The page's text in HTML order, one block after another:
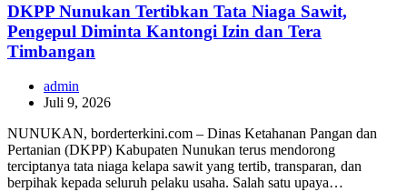
DKPP Nunukan Tertibkan Tata Niaga Sawit,
Pengepul Diminta Kantongi Izin dan Tera
Timbangan
admin
Juli 9, 2026
NUNUKAN, borderterkini.com – Dinas Ketahanan Pangan dan
Pertanian (DKPP) Kabupaten Nunukan terus mendorong
terciptanya tata niaga kelapa sawit yang tertib, transparan, dan
berpihak kepada seluruh pelaku usaha. Salah satu upaya…